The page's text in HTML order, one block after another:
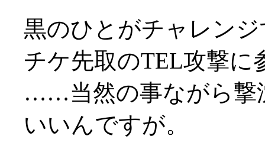
黒のひとがチャレン
チケ先取のTEL攻撃に
……当然の事ながら撃
いいんですが。